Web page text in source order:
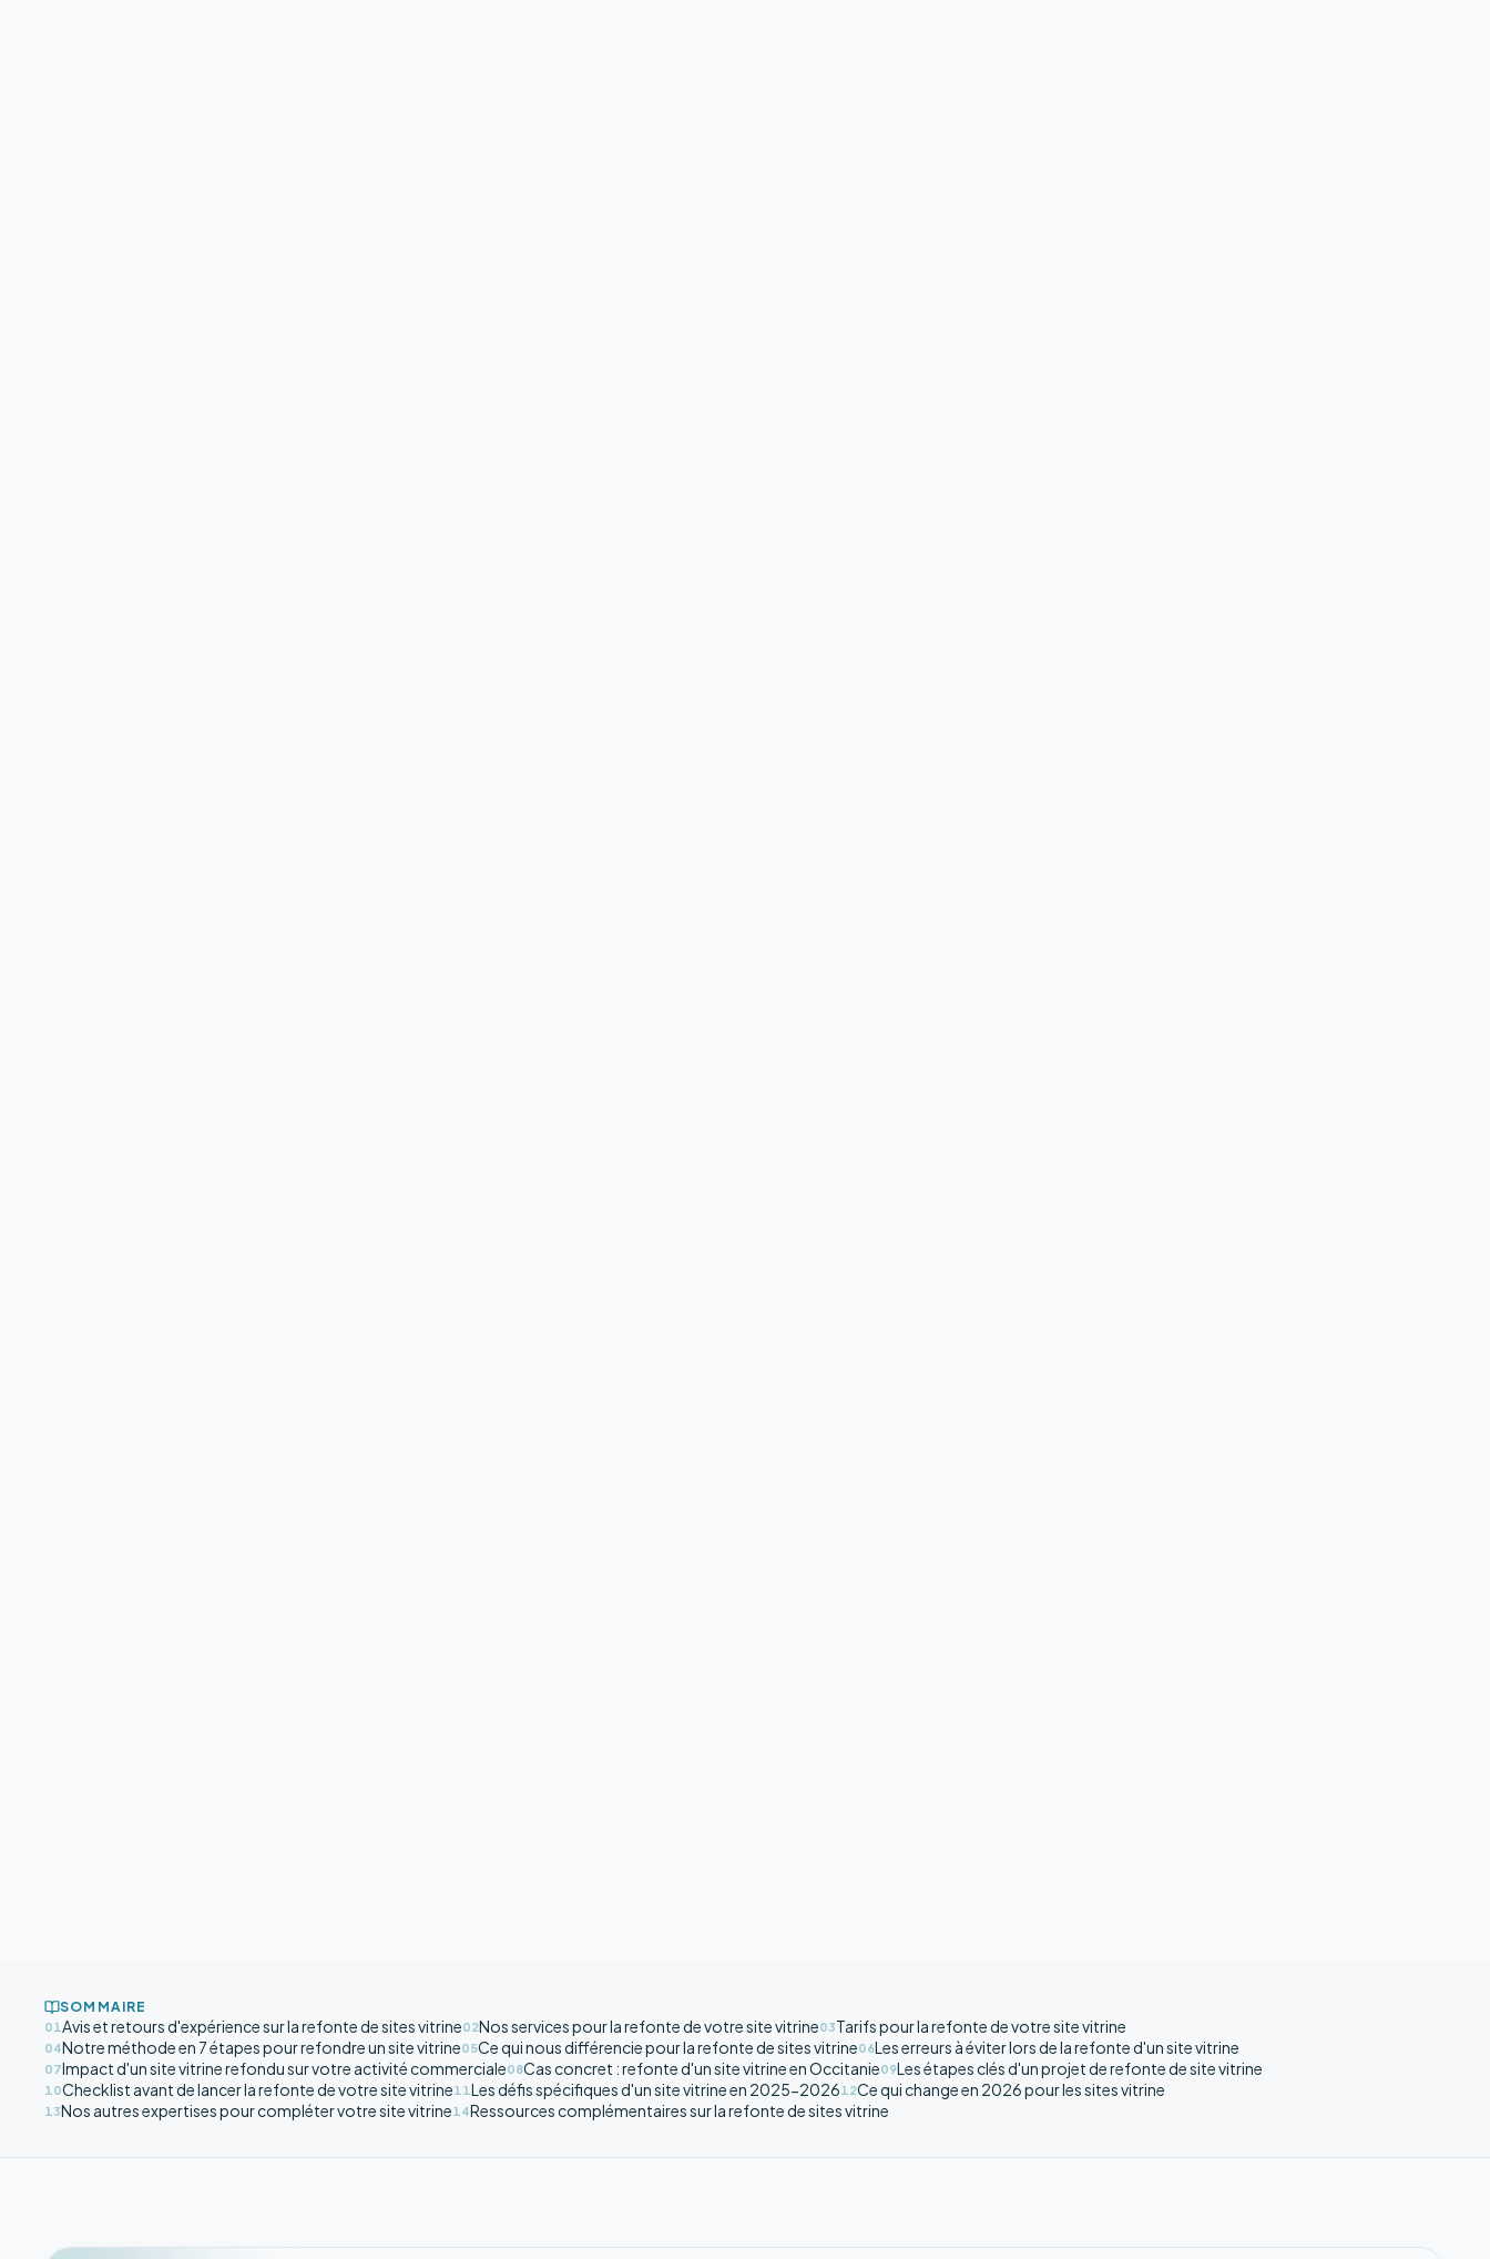
SOMMAIRE
01Avis et retours d'expérience sur la refonte de sites vitrine02Nos services pour la refonte de votre site vitrine03Tarifs pour la refonte de votre site vitrine
04Notre méthode en 7 étapes pour refondre un site vitrine05Ce qui nous différencie pour la refonte de sites vitrine06Les erreurs à éviter lors de la refonte d'un site vitrine
07Impact d'un site vitrine refondu sur votre activité commerciale08Cas concret : refonte d'un site vitrine en Occitanie09Les étapes clés d'un projet de refonte de site vitrine
10Checklist avant de lancer la refonte de votre site vitrine11Les défis spécifiques d'un site vitrine en 2025-202612Ce qui change en 2026 pour les sites vitrine
13Nos autres expertises pour compléter votre site vitrine14Ressources complémentaires sur la refonte de sites vitrine